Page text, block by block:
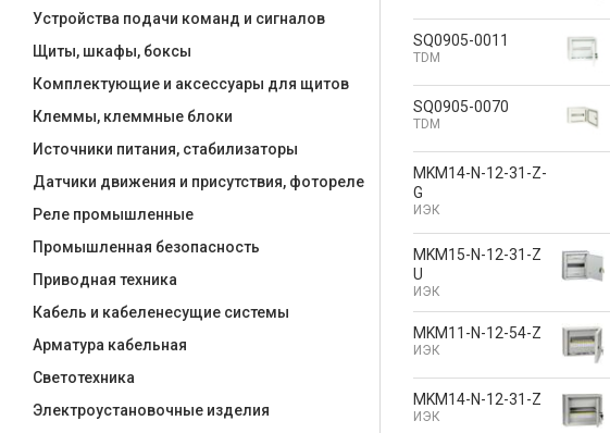
SQ0905-0011
TDM
SQ0905-0070
TDM
MKM14-N-12-31-Z-
G
ИЭК
MKM15-N-12-31-Z
U
ИЭК
MKM11-N-12-54-Z
ИЭК
MKM14-N-12-31-Z
ИЭК
Устройства подачи команд и сигналов
Щиты, шкафы, боксы
Комплектующие и аксессуары для щитов
Клеммы, клеммные блоки
Источники питания, стабилизаторы
Датчики движения и присутствия, фотореле
Реле промышленные
Промышленная безопасность
Приводная техника
Кабель и кабеленесущие системы
Арматура кабельная
Светотехника
Электроустановочные изделия